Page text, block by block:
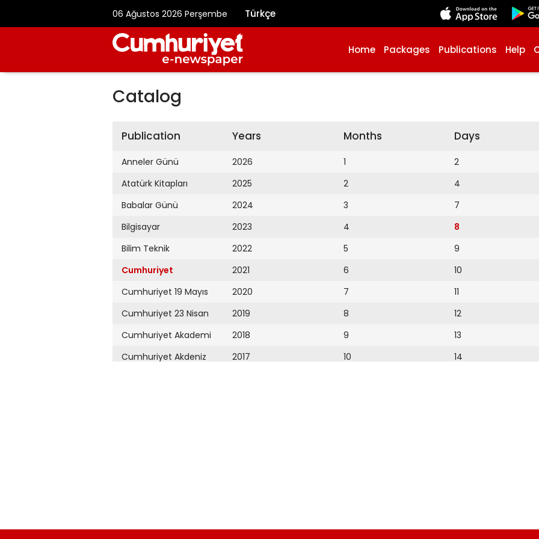
06 Ağustos 2026 Perşembe Türkçe
Home Packages Publications Help
Catalog
Publication
Anneler Günü
Atatürk Kitapları
Babalar Günü
Bilgisayar
Bilim Teknik
Cumhuriyet
Cumhuriyet 19 Mayıs
Cumhuriyet 23 Nisan
Cumhuriyet Akademi
Cumhuriyet Akdeniz
Cumhuriyet Çevre
Years
2026
2025
2024
2023
2022
2021
2020
2019
2018
2017
2009
Months
1
2
3
4
5
6
7
8
9
10
Days
2
4
7
8
9
10
11
12
13
14
22